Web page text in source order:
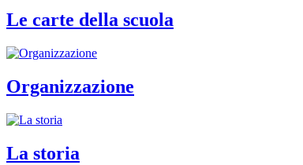
Le carte della scuola
Organizzazione
La storia